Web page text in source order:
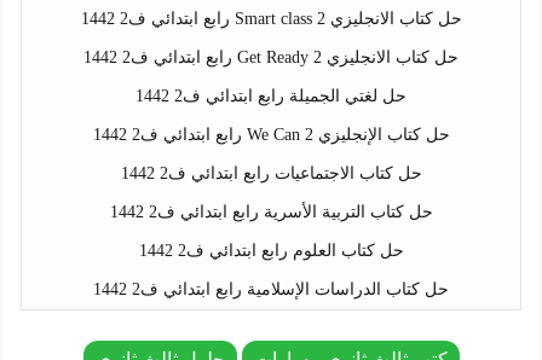
حل كتاب الانجليزي Smart class 2 رابع ابتدائي ف2 1442
حل كتاب الانجليزي Get Ready 2 رابع ابتدائي ف2 1442
حل لغتي الجميلة رابع ابتدائي ف2 1442
حل كتاب الإنجليزي We Can 2 رابع ابتدائي ف2 1442
حل كتاب الاجتماعيات رابع ابتدائي ف2 1442
حل كتاب التربية الأسرية رابع ابتدائي ف2 1442
حل كتاب العلوم رابع ابتدائي ف2 1442
حل كتاب الدراسات الإسلامية رابع ابتدائي ف2 1442